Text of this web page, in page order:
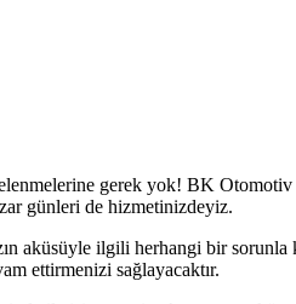
gerek yok! BK
günleri de hizmetinizdeyiz.
aküsüyle ilgili herhangi bir sorunla
ettirmenizi sağlayacaktır.